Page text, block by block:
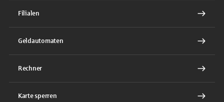
Filialen
Geldautomaten
Rechner
Karte sperren